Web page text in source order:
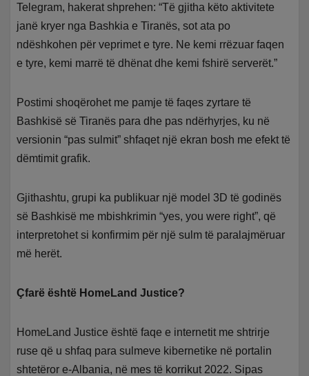
Telegram, hakerat shprehen: “Të gjitha këto aktivitete
janë kryer nga Bashkia e Tiranës, sot ata po
ndëshkohen për veprimet e tyre. Ne kemi rrëzuar faqen
e tyre, kemi marrë të dhënat dhe kemi fshirë serverët.”
Postimi shoqërohet me pamje të faqes zyrtare të
Bashkisë së Tiranës para dhe pas ndërhyrjes, ku në
versionin “pas sulmit” shfaqet një ekran bosh me efekt të
dëmtimit grafik.
Gjithashtu, grupi ka publikuar një model 3D të godinës
së Bashkisë me mbishkrimin “yes, you were right”, që
interpretohet si konfirmim për një sulm të paralajmëruar
më herët.
Çfarë është HomeLand Justice?
HomeLand Justice është faqe e internetit me shtrirje
ruse që u shfaq para sulmeve kibernetike në portalin
shtetëror e-Albania, në mes të korrikut 2022. Sipas